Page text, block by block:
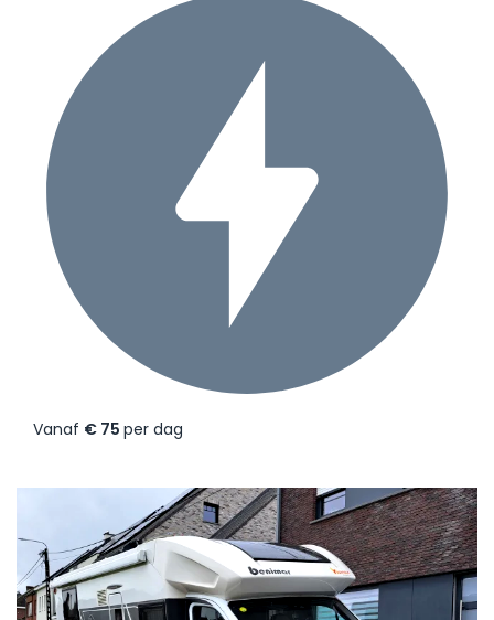
Vanaf € 75 per dag